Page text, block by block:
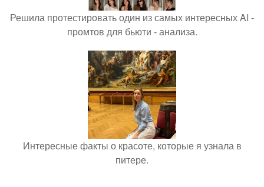
Решила протестировать один из самых интересных AI -
промтов для бьюти - анализа.
Интересные факты о красоте, которые я узнала в
питере.